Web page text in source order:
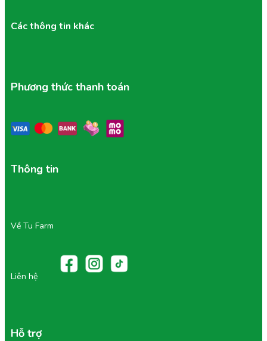
Các thông tin khác
Phương thức thanh toán
Thông tin
Về Tu Farm
Liên hệ
Hỗ trợ